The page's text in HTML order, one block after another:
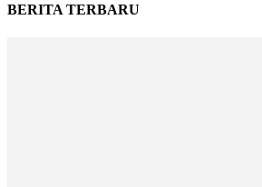
BERITA TERBARU